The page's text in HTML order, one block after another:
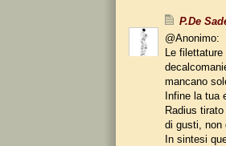
P.De
@Anonimo:
Le
mancano
Infine la tua
Radius
di gusti, non
In sintesi